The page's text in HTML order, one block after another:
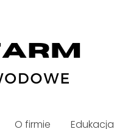
O firmie Edukacja